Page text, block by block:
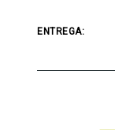
ENTREGA: